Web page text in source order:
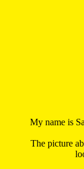
My name is
The picture